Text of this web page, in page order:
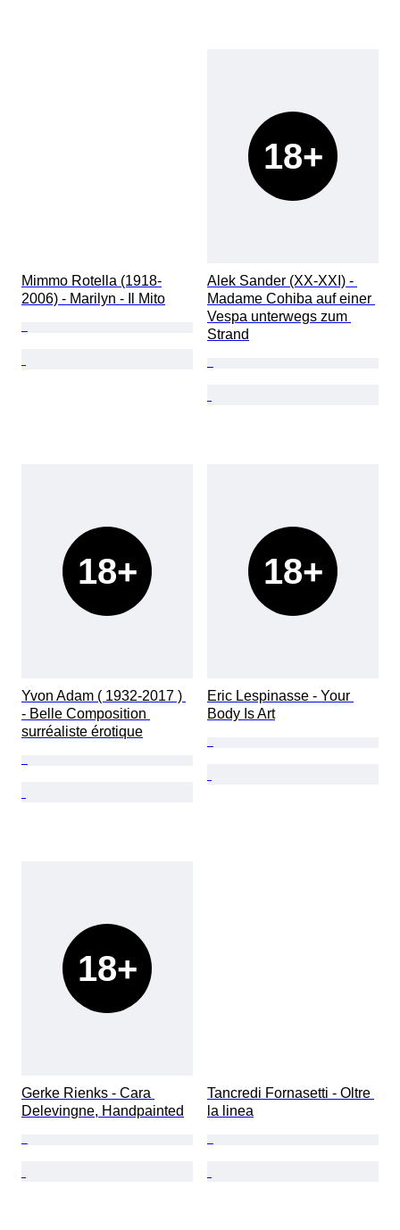
Mimmo Rotella (1918-
2006) - Marilyn - Il Mito
18+
Alek Sander (XX-XXI) -
Madame Cohiba auf einer
Vespa unterwegs zum
Strand
18+
Yvon Adam ( 1932-2017 )
- Belle Composition
surréaliste érotique
18+
Eric Lespinasse - Your
Body Is Art
18+
Gerke Rienks - Cara
Delevingne, Handpainted
Tancredi Fornasetti - Oltre
la linea